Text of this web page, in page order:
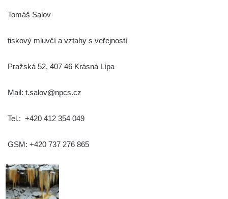
Tomáš Salov
tiskový mluvčí a vztahy s veřejností
Pražská 52, 407 46 Krásná Lípa
Mail: t.salov@npcs.cz
Tel.: +420 412 354 049
GSM: +420 737 276 865